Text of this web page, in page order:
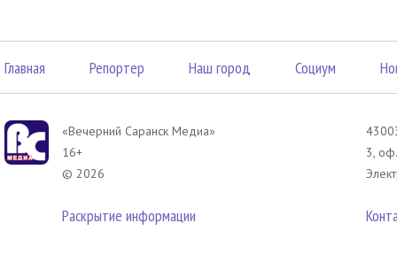
Главная Репортер Наш город Социум
«Вечерний Саранск Mедиа»
16+
© 2026
Раскрытие информации
3,